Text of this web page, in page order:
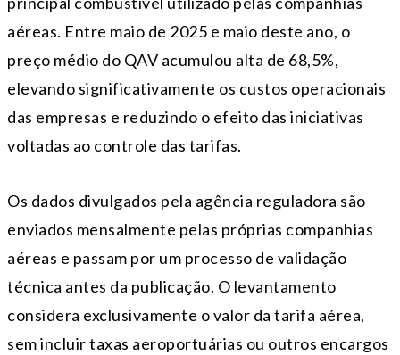
aéreas. Entre maio de 2025 e maio deste ano, o
preço médio do QAV acumulou alta de 68,5%,
elevando significativamente os custos operacionais
das empresas e reduzindo o efeito das iniciativas
voltadas ao controle das tarifas.
Os dados divulgados pela agência reguladora são
enviados mensalmente pelas próprias companhias
aéreas e passam por um processo de validação
técnica antes da publicação. O levantamento
considera exclusivamente o valor da tarifa aérea,
sem incluir taxas aeroportuárias ou outros encargos